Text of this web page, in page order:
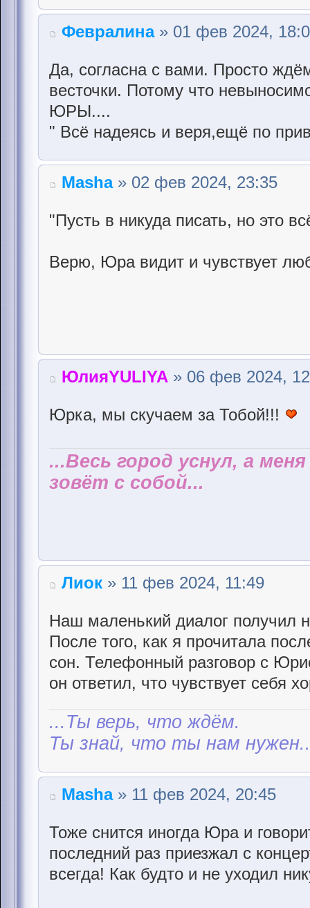
Февралина» 01 фев 2024,
Да, согласна с вами. Просто
весточки. Потому что
ЮРЫ....
" Всё надеясь и веря,ещё по
Masha» 02 фев 2024, 23:35
"Пусть в никуда писать, но это
Верю, Юра видит и чувствует
ЮлияYULIYA » 06 фев 2024,
Юрка, мы скучаем за Тобой!!!
...Весь город уснул, а
зовёт с собой...
Лиок » 11 фев 2024, 11:49
Наш маленький диалог получил
После того, как я прочитала
сон. Телефонный разговор с
он ответил, что чувствует себя
...Ты верь, что ждём.
Ты знай, что ты нам
Masha» 11 фев 2024, 20:45
Тоже снится иногда Юра и
последний раз приезжал с
всегда! Как будто и не уходил